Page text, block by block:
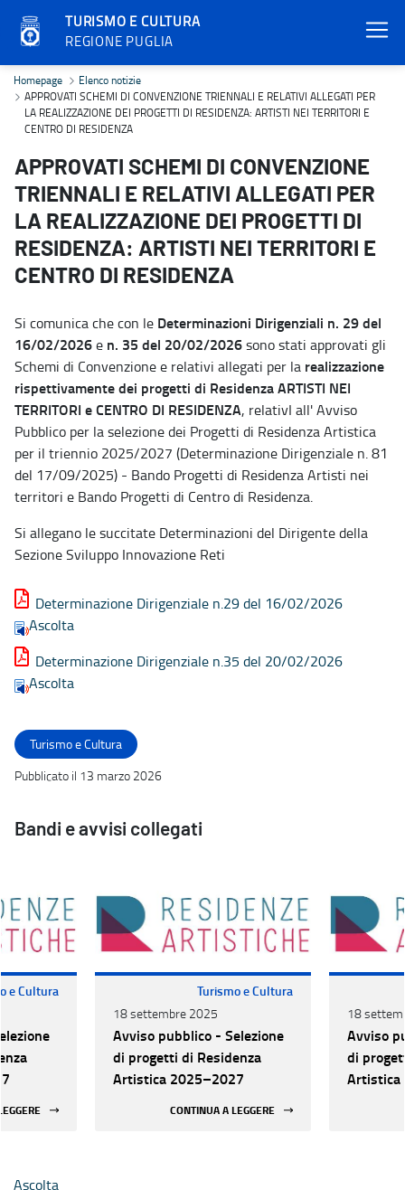
TURISMO E CULTURA
REGIONE PUGLIA
APPROVATI SCHEMI DI CONVENZIONE TRIENNALI E RELATIVI
Homepage
Elenco notizie
APPROVATI SCHEMI DI CONVENZIONE TRIENNALI E RELATIVI ALLEGATI PER
LA REALIZZAZIONE DEI PROGETTI DI RESIDENZA: ARTISTI NEI TERRITORI E
CENTRO DI RESIDENZA
APPROVATI SCHEMI DI CONVENZIONE
TRIENNALI E RELATIVI ALLEGATI PER
LA REALIZZAZIONE DEI PROGETTI DI
RESIDENZA: ARTISTI NEI TERRITORI E
CENTRO DI RESIDENZA
Si comunica che con le Determinazioni Dirigenziali n. 29 del
16/02/2026e n. 35 del 20/02/2026sono stati approvati gli
Schemi di Convenzione e relativi allegati per la realizzazione
rispettivamente dei progetti di Residenza ARTISTI NEI
TERRITORI e CENTRO DI RESIDENZA, relativI all' Avviso
Pubblico per la selezione dei Progetti di Residenza Artistica
per il triennio 2025/2027 (Determinazione Dirigenziale n. 81
del 17/09/2025) - Bando Progetti di Residenza Artisti nei
territori e Bando Progetti di Centro di Residenza.
Si allegano le succitate Determinazioni del Dirigente della
Sezione Sviluppo Innovazione Reti
Determinazione Dirigenziale n.29 del 16/02/2026
Ascolta
Determinazione Dirigenziale n.35 del 20/02/2026
Ascolta
Turismo e Cultura
Pubblicato il 13 marzo 2026
Bandi e avvisi collegati
e Cultura
Turismo e Cultura
18 settembre 2025
Avviso pubblico - Selezione
di progetti di Residenza
Artistica 2025–2027
CONTINUA A LEGGERE
18
Avviso
di
Artistica
Ascolta